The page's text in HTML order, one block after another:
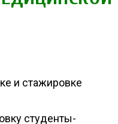
и стажировке
студенты-